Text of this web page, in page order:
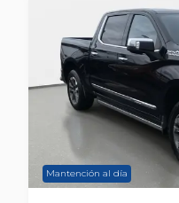
Mantención al día